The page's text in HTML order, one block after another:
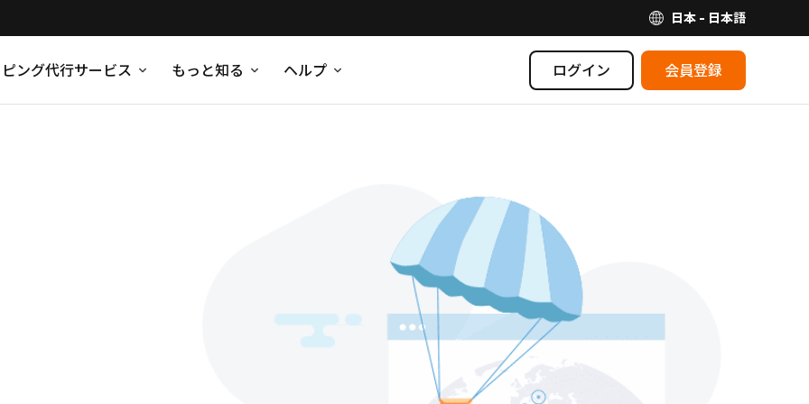
日本 - 日本語
ング代行サービス もっと知る ヘルプ ログイン 会員登録